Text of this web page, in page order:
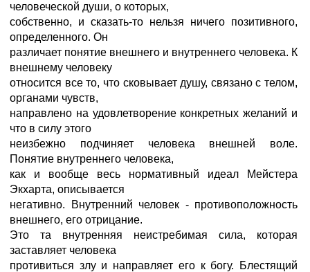
человеческой души, о которых,
собственно, и сказать-то нельзя ничего позитивного,
определенного. Он
различает понятие внешнего и внутреннего человека. К
внешнему человеку
относится все то, что сковывает душу, связано с телом,
органами чувств,
направлено на удовлетворение конкретных желаний и
что в силу этого
неизбежно подчиняет человека внешней воле.
Понятие внутреннего человека,
как и вообще весь нормативный идеал Мейстера
Экхарта, описывается
негативно. Внутренний человек - противоположность
внешнего, его отрицание.
Это та внутренняя неистребимая сила, которая
заставляет человека
противиться злу и направляет его к богу. Блестящий